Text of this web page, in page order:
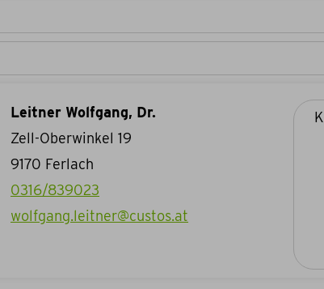
Leitner Wolfgang, Dr.
Zell-Oberwinkel 19
9170 Ferlach
0316/839023
wolfgang.leitner@custos.at